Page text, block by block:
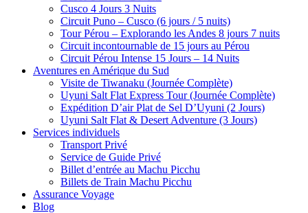
Cusco 4 Jours 3 Nuits
Circuit Puno – Cusco (6 jours / 5 nuits)
Tour Pérou – Explorando les Andes 8 jours 7 nuits
Circuit incontournable de 15 jours au Pérou
Circuit Pérou Intense 15 Jours – 14 Nuits
Aventures en Amérique du Sud
Visite de Tiwanaku (Journée Complète)
Uyuni Salt Flat Express Tour (Journée Complète)
Expédition D’air Plat de Sel D’Uyuni (2 Jours)
Uyuni Salt Flat & Desert Adventure (3 Jours)
Services individuels
Transport Privé
Service de Guide Privé
Billet d’entrée au Machu Picchu
Billets de Train Machu Picchu
Assurance Voyage
Blog